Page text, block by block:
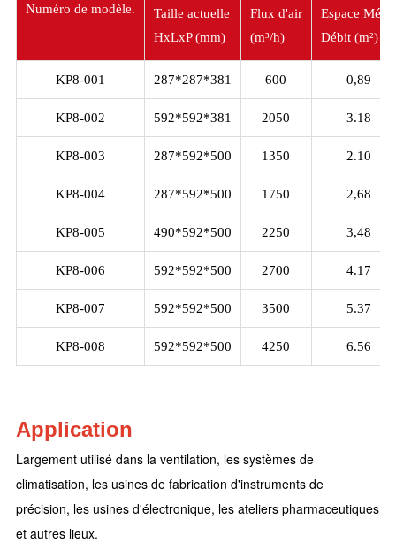
Numéro de modèle.
Taille actuelle
HxLxP (mm)
Flux d'air
(m³/h)
Espace
Débit (m²)
KP8-001 287*287*381 600 0,89
KP8-002 592*592*381 2050 3.18
KP8-003 287*592*500 1350 2.10
KP8-004 287*592*500 1750 2,68
KP8-005 490*592*500 2250 3,48
KP8-006 592*592*500 2700 4.17
KP8-007 592*592*500 3500 5.37
KP8-008 592*592*500 4250 6.56
Application
Largement utilisé dans la ventilation, les systèmes de
climatisation, les usines de fabrication d'instruments de
précision, les usines d'électronique, les ateliers pharmaceutiques
et autres lieux.